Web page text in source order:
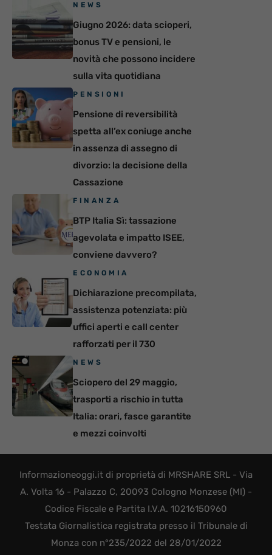
NEWS
Giugno 2026: data scioperi,
bonus TV e pensioni, le
novità che possono incidere
sulla vita quotidiana
PENSIONI
Pensione di reversibilità
spetta all’ex coniuge anche
in assenza di assegno di
divorzio: la decisione della
Cassazione
FINANZA
BTP Italia Sì: tassazione
agevolata e impatto ISEE,
conviene davvero?
ECONOMIA
Dichiarazione precompilata,
assistenza potenziata: più
uffici aperti e call center
rafforzati per il 730
NEWS
Sciopero del 29 maggio,
trasporti a rischio in tutta
Italia: orari, fasce garantite
e mezzi coinvolti
Informazioneoggi.it di proprietà di MRSHARE SRL - Via
A. Volta 16 - Palazzo C, 20093 Cologno Monzese (MI) -
Codice Fiscale e Partita I.V.A. 10216150960
Testata Giornalistica registrata presso il Tribunale di
Monza con n°235/2022 del 28/01/2022